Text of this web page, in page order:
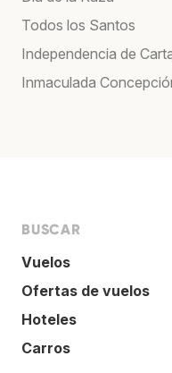
Todos los Santos
Independencia de
Inmaculada
BUSCAR
Vuelos
Ofertas de vuelos
Hoteles
Carros